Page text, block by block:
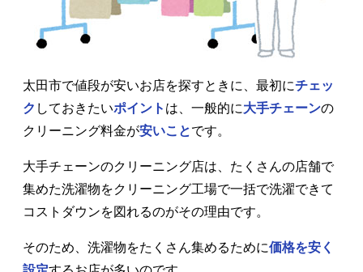
太田市で値段が安いお店を探すときに、最初にチェッ
ク しておきたいポイント は、一般的に大手チェーンの
クリーニング料金が安いことです。
大手チェーンのクリーニング店は、たくさんの店舗で
集めた洗濯物をクリーニング工場で一括で洗濯できて
コストダウンを図れるのがその理由です。
そのため、洗濯物をたくさん集めるために価格を安く